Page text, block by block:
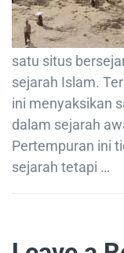
satu situs
sejarah Islam.
ini menyaksikan
dalam sejarah
Pertempuran ini
sejarah tetapi …